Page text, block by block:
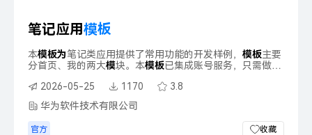
笔记应用模板
本模板为笔记类应用提供了常用功能的开发样例， 模板主要
分首页、我的两大模块。本模板已集成账号服务，只需做少
2026-05-25
1170
3.8
华为软件技术有限公司
官方 收藏